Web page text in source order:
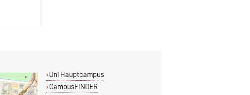
Uni Hauptcampus
CampusFINDER